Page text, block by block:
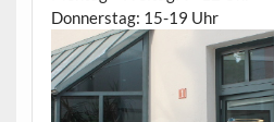
Donnerstag: 15-19 Uhr